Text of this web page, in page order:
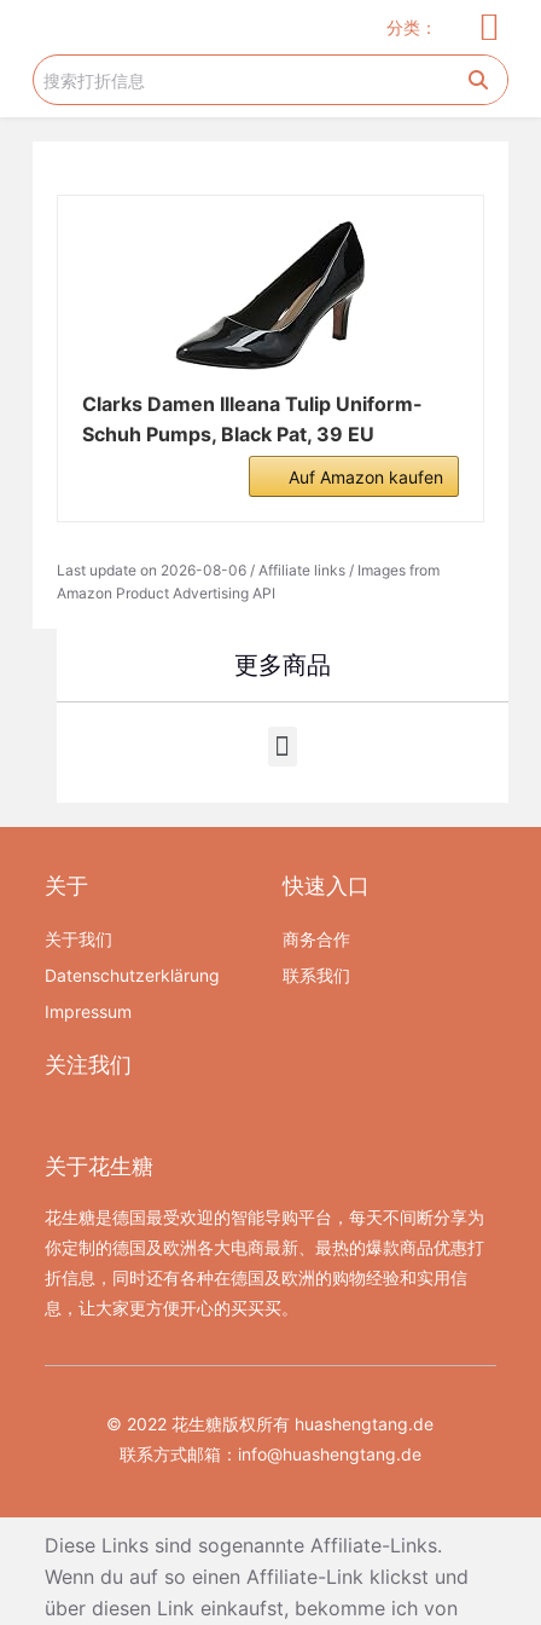
过
内
分类：
Clarks Damen Illeana Tulip Uniform-
Schuh Pumps, Black Pat, 39 EU
Auf Amazon kaufen
Last update on 2026-08-06 / Affiliate links / Images from
Amazon Product Advertising API
更多商品
关于
关于我们
Datenschutzerklärung
Impressum
快速入口
商务合作
联系我们
关注我们
关于花生糖
花生糖是德国最受欢迎的智能导购平台，每天不间断分享为
你定制的德国及欧洲各大电商最新、最热的爆款商品优惠打
折信息，同时还有各种在德国及欧洲的购物经验和实用信
息，让大家更方便开心的买买买。
© 2022 花生糖版权所有 huashengtang.de
联系方式邮箱： info@huashengtang.de
Diese Links sind sogenannte Affiliate-Links.
Wenn du auf so einen Affiliate-Link klickst und
über diesen Link einkaufst, bekomme ich von